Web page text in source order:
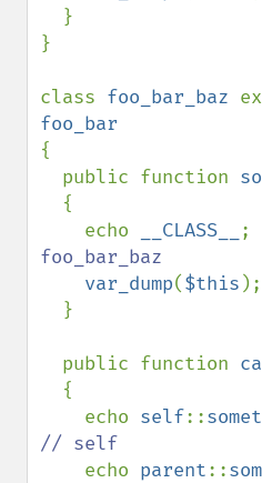
}
class foo_bar_baz
{
  public function
    echo
__CLASS__ ;
foo_bar_baz
var_dump($this );
  public function
    echo
self::
// self
echo parent::